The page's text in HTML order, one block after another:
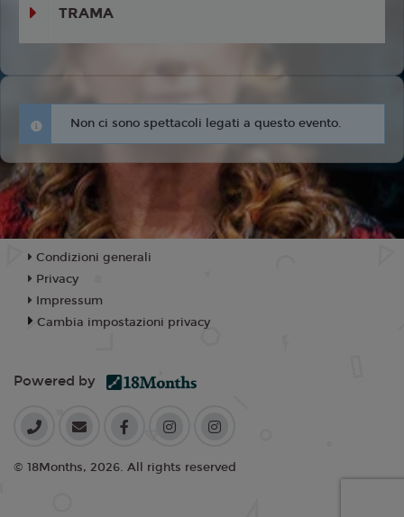
TRAMA
Non ci sono spettacoli legati a questo evento.
Condizioni generali
Privacy
Impressum
Cambia impostazioni privacy
Powered by
© 18Months, 2026. All rights reserved